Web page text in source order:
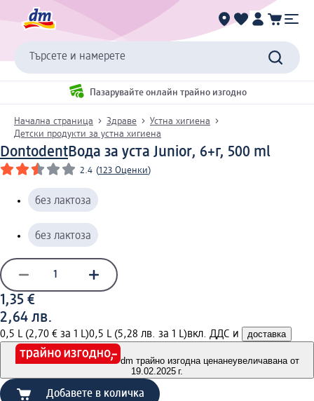
Търсете и намерете
Пазарувайте онлайн трайно изгодно
Начална страница Здраве
Устна хигиена
Детски продукти за устна хигиена
DontodentВода за уста Junior, 6+г, 500 ml
2.4 (123 Оценки)
без лактоза
без лактоза
1,35 €
2,64 лв.
0,5 L (2,70 € за 1 L)0,5 L (5,28 лв. за 1 L)вкл. ДДС и доставка
dm трайно изгодна ценанеувеличавана от
19.02.2025 г.
Добавете в количка